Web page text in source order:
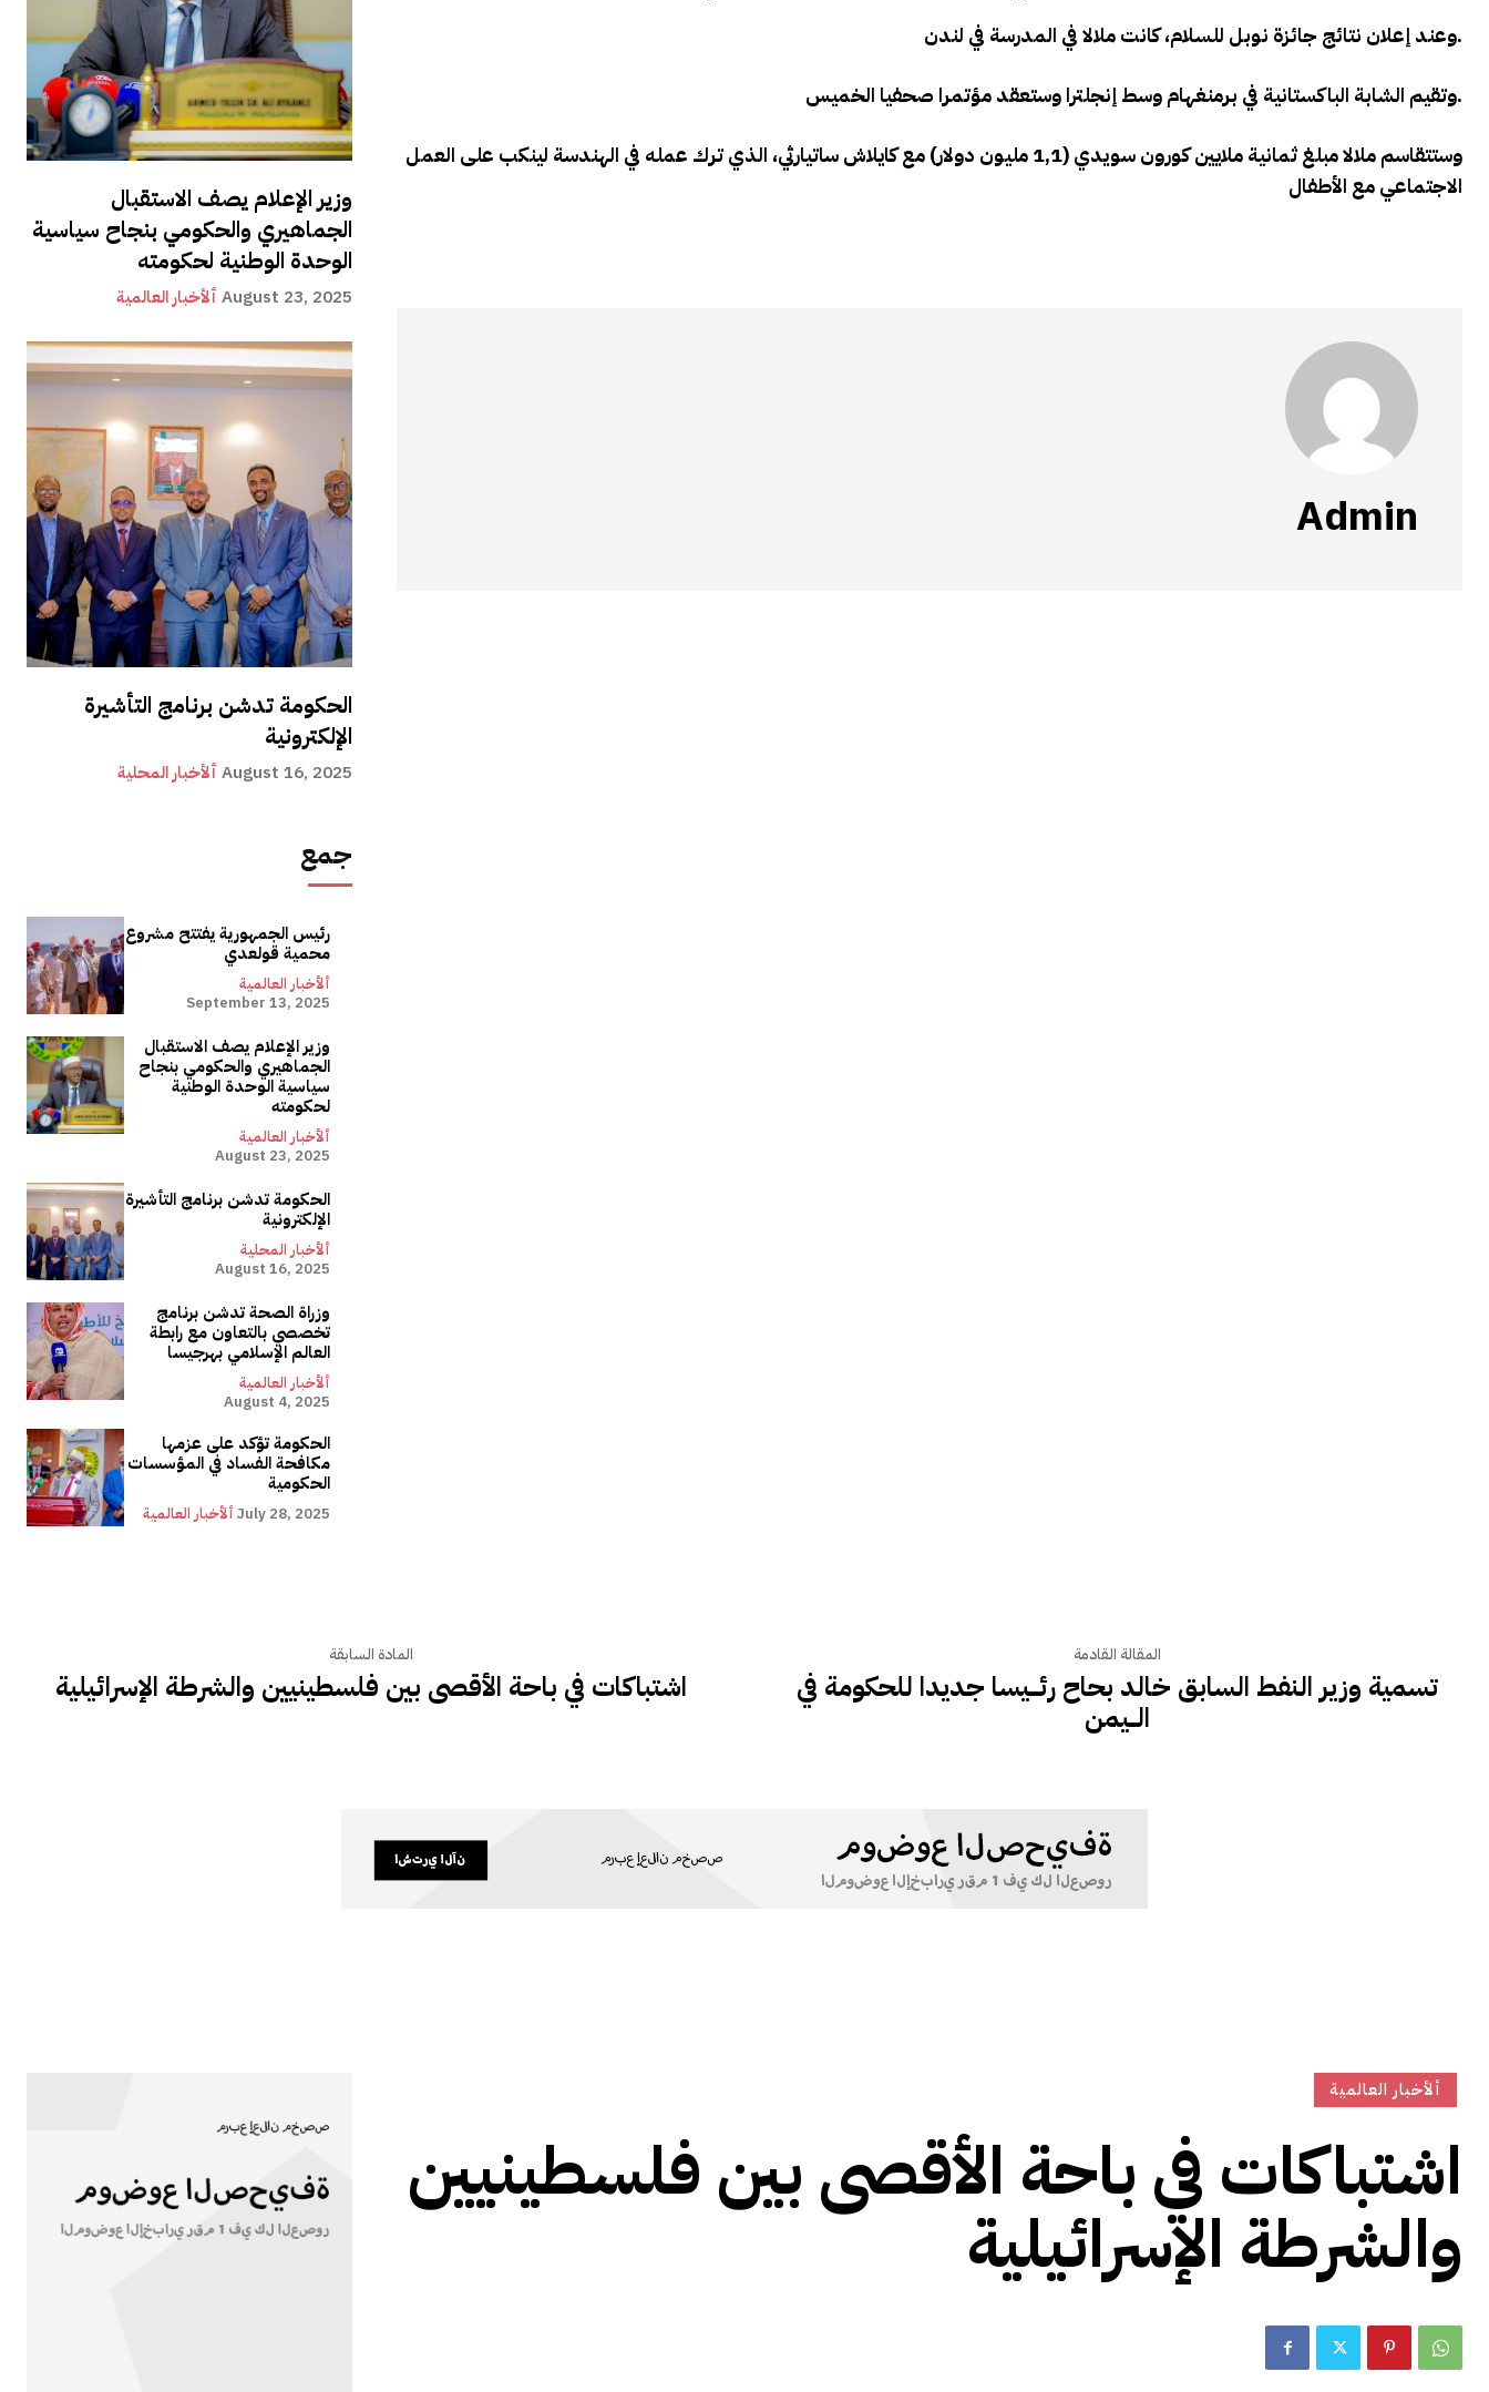
وزير الإعلام يصف الاستقبال
الجماهيري والحكومي بنجاح سياسية
الوحدة الوطنية لحكومته
ألأخبار العالمية August 23, 2025
الحكومة تدشن برنامج التأشيرة
الإلكترونية
ألأخبار المحلية August 16, 2025
جمع
رئيس الجمهورية يفتتح مشروع
محمية قولعدي
ألأخبار العالمية
September 13, 2025
وزير الإعلام يصف الاستقبال
الجماهيري والحكومي بنجاح
سياسية الوحدة الوطنية
لحكومته
ألأخبار العالمية
August 23, 2025
الحكومة تدشن برنامج التأشيرة
الإلكترونية
ألأخبار المحلية
August 16, 2025
وزراة الصحة تدشن برنامج
تخصصي بالتعاون مع رابطة
العالم الإسلامي بهرجيسا
ألأخبار العالمية
August 4, 2025
الحكومة تؤكد على عزمها
مكافحة الفساد في المؤسسات
الحكومية
ألأخبار العالمية July 28, 2025
وعند إعلان نتائج جائزة نوبل للسلام، كانت ملالا في المدرسة في لندن.
وتقيم الشابة الباكستانية في برمنغهام وسط إنجلترا وستعقد مؤتمرا صحفيا الخميس.
وستتقاسم ملالا مبلغ ثمانية ملايين كورون سويدي (1,1 مليون دولار) مع كايلاش ساتيارثي، الذي ترك عمله في الهندسة لينكب على العمل
الاجتماعي مع الأطفال
Admin
المادة السابقة
اشتباكات في باحة الأقصى بين فلسطينيين والشرطة الإسرائيلية
المقالة القادمة
تسمية وزير النفط السابق خالد بحاح رئــــيسا جديدا للحكومة في
الـــيمن